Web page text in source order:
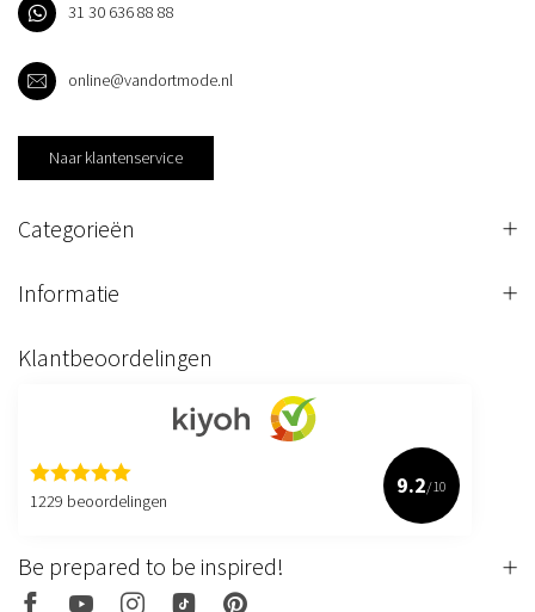
31 30 636 88 88
online@vandortmode.nl
Naar klantenservice
Categorieën
Informatie
Klantbeoordelingen
1229 beoordelingen
9.2/10
Be prepared to be inspired!